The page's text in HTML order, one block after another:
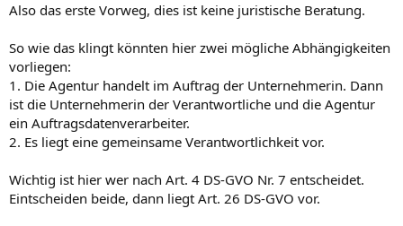
Also das erste Vorweg, dies ist keine juristische Beratung.
So wie das klingt könnten hier zwei mögliche Abhängigkeiten
vorliegen:
1. Die Agentur handelt im Auftrag der Unternehmerin. Dann
ist die Unternehmerin der Verantwortliche und die Agentur
ein Auftragsdatenverarbeiter.
2. Es liegt eine gemeinsame Verantwortlichkeit vor.
Wichtig ist hier wer nach Art. 4 DS-GVO Nr. 7 entscheidet.
Eintscheiden beide, dann liegt Art. 26 DS-GVO vor.